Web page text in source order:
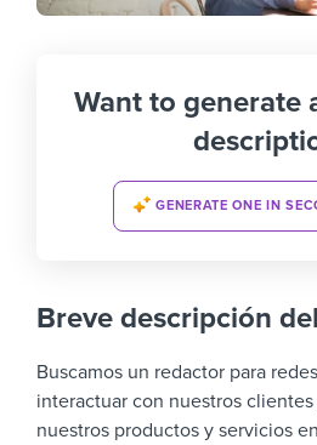
Want to generate
GENERATE ONE IN
Breve descripción
Buscamos un redactor para
interactuar con nuestros
nuestros productos y servicios